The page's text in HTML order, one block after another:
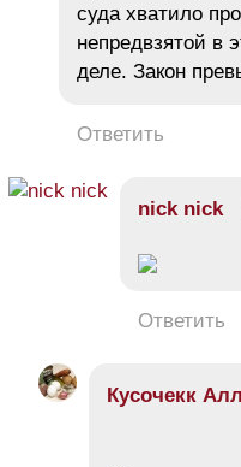
суда хватило
непредвзятой в
деле. Закон
Ответить
nick nick
Ответить
Кусочекк